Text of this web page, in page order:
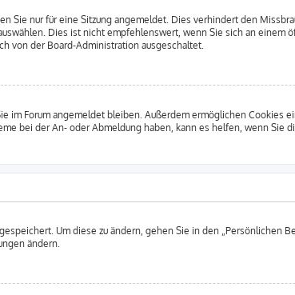
Sie nur für eine Sitzung angemeldet. Dies verhindert den
Dies ist nicht empfehlenswert, wenn Sie sich an einem
von der Board-Administration ausgeschaltet.
im Forum angemeldet bleiben. Außerdem ermöglichen Cookies
bei der An- oder Abmeldung haben, kann es helfen, wenn Sie
Um diese zu ändern, gehen Sie in den „Persönlichen
ändern.